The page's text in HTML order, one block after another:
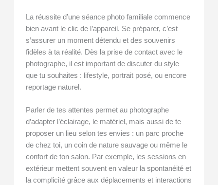
La réussite d’une séance photo familiale commence
bien avant le clic de l’appareil. Se préparer, c’est
s’assurer un moment détendu et des souvenirs
fidèles à ta réalité. Dès la prise de contact avec le
photographe, il est important de discuter du style
que tu souhaites : lifestyle, portrait posé, ou encore
reportage naturel.
Parler de tes attentes permet au photographe
d’adapter l’éclairage, le matériel, mais aussi de te
proposer un lieu selon tes envies : un parc proche
de chez toi, un coin de nature sauvage ou même le
confort de ton salon. Par exemple, les sessions en
extérieur mettent souvent en valeur la spontanéité et
la complicité grâce aux déplacements et interactions